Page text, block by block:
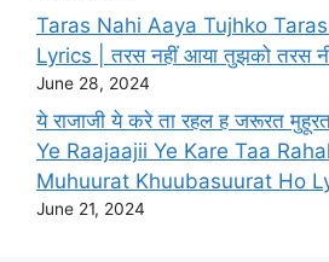
Taras Nahi Aaya Tujhko
Lyrics | तरस नहीं आया तुझको तरस
June 28, 2024
ये राजाजी ये करे ता रहल ह जरूरत
Ye Raajaajii Ye Kare Taa
Muhuurat Khuubasuurat Ho
June 21, 2024